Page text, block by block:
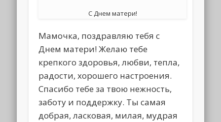
С Днем матери!
Мамочка, поздравляю тебя с
Днем матери! Желаю тебе
крепкого здоровья, любви, тепла,
радости, хорошего настроения.
Спасибо тебе за твою нежность,
заботу и поддержку. Ты самая
добрая, ласковая, милая, мудрая